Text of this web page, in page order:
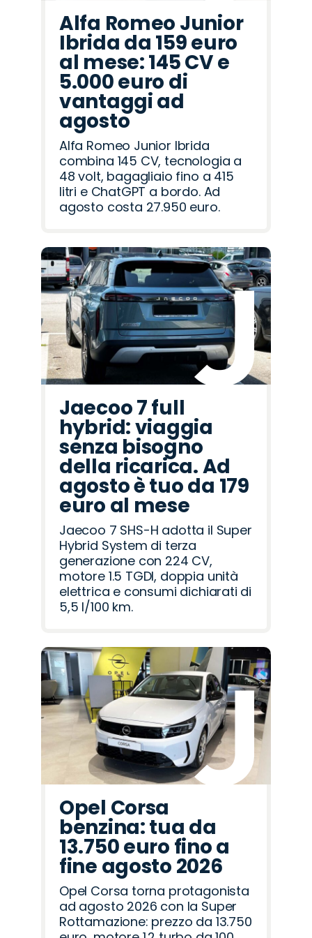
Alfa Romeo Junior
Ibrida da 159 euro
al mese: 145 CV e
5.000 euro di
vantaggi ad
agosto
Alfa Romeo Junior Ibrida
combina 145 CV, tecnologia a
48 volt, bagagliaio fino a 415
litri e ChatGPT a bordo. Ad
agosto costa 27.950 euro.
Jaecoo 7 full
hybrid: viaggia
senza bisogno
della ricarica. Ad
agosto è tuo da 179
euro al mese
Jaecoo 7 SHS-H adotta il Super
Hybrid System di terza
generazione con 224 CV,
motore 1.5 TGDI, doppia unità
elettrica e consumi dichiarati di
5,5 l/100 km.
Opel Corsa
benzina: tua da
13.750 euro fino a
fine agosto 2026
Opel Corsa torna protagonista
ad agosto 2026 con la Super
Rottamazione: prezzo da 13.750